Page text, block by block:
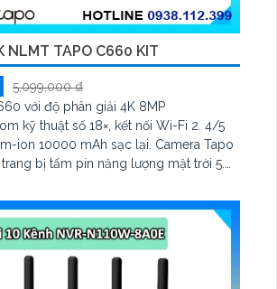
NLMT TAPO C660 KIT
5,099,000 ₫
với độ phân giải 4K 8MP
kỹ thuật số 18×, kết nối Wi-Fi 2. 4/5
ion 10000 mAh sạc lại. Camera Tapo
bị tấm pin năng lượng mặt trời 5.
tối đa 512 GB